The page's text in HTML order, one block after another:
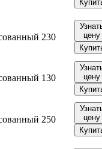
230
цену
130
цену
250
цену